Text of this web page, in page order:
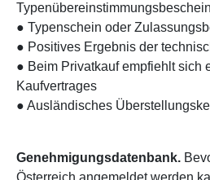
● Typenschein oder
● Positives Ergebnis der
● Beim Privatkauf empfiehlt sich
Kaufvertrages
● Ausländisches
Genehmigungsdatenbank.